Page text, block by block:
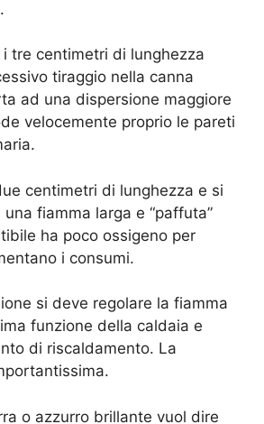
i tre centimetri di lunghezza
tiraggio nella canna
ad una dispersione maggiore
velocemente proprio le pareti
centimetri di lunghezza e si
fiamma larga e “paffuta”
ha poco ossigeno per
i consumi.
si deve regolare la fiamma
funzione della caldaia e
di riscaldamento. La
o azzurro brillante vuol dire